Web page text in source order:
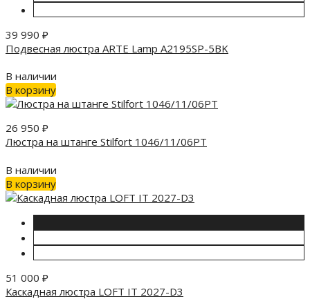
39 990 ₽
Подвесная люстра ARTE Lamp A2195SP-5BK
В наличии
В корзину
26 950 ₽
Люстра на штанге Stilfort 1046/11/06PT
В наличии
В корзину
51 000 ₽
Каскадная люстра LOFT IT 2027-D3